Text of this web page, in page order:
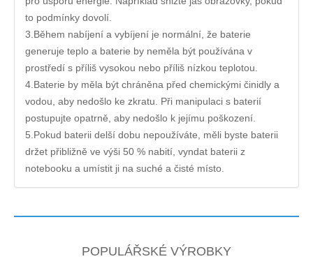
to podmínky dovolí.
3.Během nabíjení a vybíjení je normální, že baterie
generuje teplo a baterie by neměla být používána v
prostředí s příliš vysokou nebo příliš nízkou teplotou.
4.Baterie by měla být chráněna před chemickými činidly a
vodou, aby nedošlo ke zkratu. Při manipulaci s baterií
postupujte opatrně, aby nedošlo k jejímu poškození.
5.Pokud baterii delší dobu nepoužíváte, měli byste baterii
držet přibližně ve výši 50 % nabití, vyndat baterii z
notebooku a umístit ji na suché a čisté místo.
POPULÁŘSKÉ VÝROBKY